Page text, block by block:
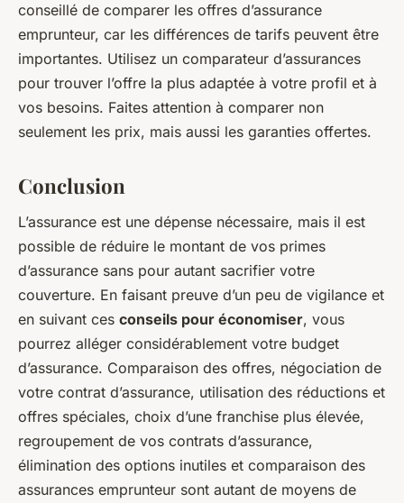
conseillé de comparer les offres d’assurance
emprunteur, car les différences de tarifs peuvent être
importantes. Utilisez un comparateur d’assurances
pour trouver l’offre la plus adaptée à votre profil et à
vos besoins. Faites attention à comparer non
seulement les prix, mais aussi les garanties offertes.
Conclusion
L’assurance est une dépense nécessaire, mais il est
possible de réduire le montant de vos primes
d’assurance sans pour autant sacrifier votre
couverture. En faisant preuve d’un peu de vigilance et
en suivant ces conseils pour économiser, vous
pourrez alléger considérablement votre budget
d’assurance. Comparaison des offres, négociation de
votre contrat d’assurance, utilisation des réductions et
offres spéciales, choix d’une franchise plus élevée,
regroupement de vos contrats d’assurance,
élimination des options inutiles et comparaison des
assurances emprunteur sont autant de moyens de